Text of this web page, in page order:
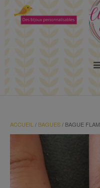
ACCUEIL / BAGUES/ BAGUE